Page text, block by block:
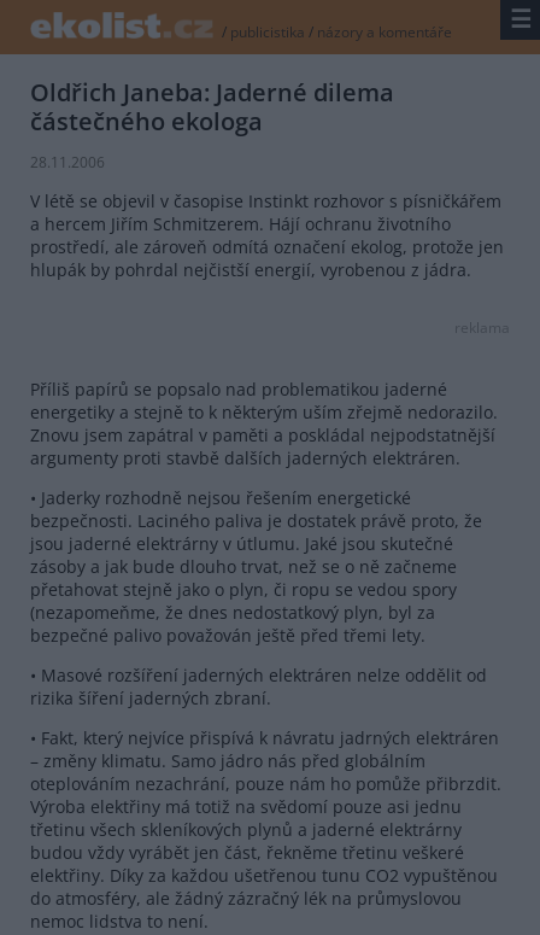
/ publicistika / názory a komentáře ☰
Oldřich Janeba: Jaderné dilema
částečného ekologa
28.11.2006
V létě se objevil v časopise Instinkt rozhovor s písničkářem
a hercem Jiřím Schmitzerem. Hájí ochranu životního
prostředí, ale zároveň odmítá označení ekolog, protože jen
hlupák by pohrdal nejčistší energií, vyrobenou z jádra.
reklama
Příliš papírů se popsalo nad problematikou jaderné
energetiky a stejně to k některým uším zřejmě nedorazilo.
Znovu jsem zapátral v paměti a poskládal nejpodstatnější
argumenty proti stavbě dalších jaderných elektráren.
• Jaderky rozhodně nejsou řešením energetické
bezpečnosti. Laciného paliva je dostatek právě proto, že
jsou jaderné elektrárny v útlumu. Jaké jsou skutečné
zásoby a jak bude dlouho trvat, než se o ně začneme
přetahovat stejně jako o plyn, či ropu se vedou spory
(nezapomeňme, že dnes nedostatkový plyn, byl za
bezpečné palivo považován ještě před třemi lety.
• Masové rozšíření jaderných elektráren nelze oddělit od
rizika šíření jaderných zbraní.
• Fakt, který nejvíce přispívá k návratu jadrných elektráren
– změny klimatu. Samo jádro nás před globálním
oteplováním nezachrání, pouze nám ho pomůže přibrzdit.
Výroba elektřiny má totiž na svědomí pouze asi jednu
třetinu všech skleníkových plynů a jaderné elektrárny
budou vždy vyrábět jen část, řekněme třetinu veškeré
elektřiny. Díky za každou ušetřenou tunu CO2 vypuštěnou
do atmosféry, ale žádný zázračný lék na průmyslovou
nemoc lidstva to není.